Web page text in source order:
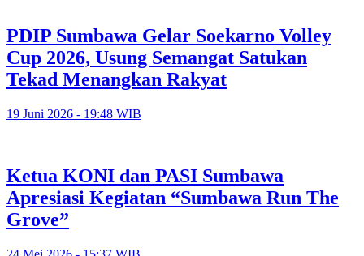
PDIP Sumbawa Gelar Soekarno Volley
Cup 2026, Usung Semangat Satukan
Tekad Menangkan Rakyat
19 Juni 2026 - 19:48 WIB
Ketua KONI dan PASI Sumbawa
Apresiasi Kegiatan “Sumbawa Run The
Grove”